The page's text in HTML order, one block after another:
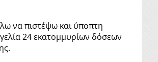
να πιστέψω και ύποπτη
24 εκατομμυρίων δόσεων